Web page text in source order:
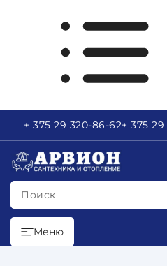
+ 375 29 320-86-62+ 375 29
Поиск
Меню